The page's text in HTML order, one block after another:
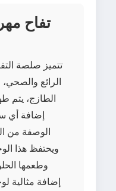
تتميز صلصة
الرائع
الطازج، يتم
إضافة أي
الوصفة من
ويحتفظ هذا
وطعمها
إضافة مثالية